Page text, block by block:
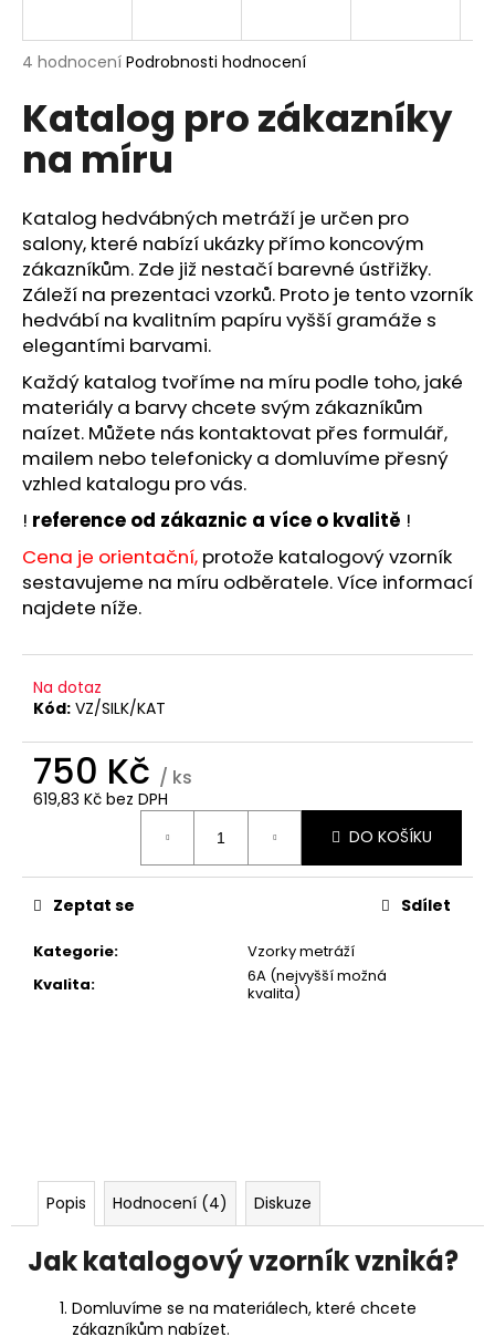
Průměrné
produktu
je
hvězdiček.
4 hodnocení Podrobnosti hodnocení
Katalog pro zákazníky
na míru
Katalog hedvábných metráží je určen pro
salony, které nabízí ukázky přímo koncovým
zákazníkům. Zde již nestačí barevné ústřižky.
Záleží na prezentaci vzorků. Proto je tento vzorník
hedvábí na kvalitním papíru vyšší gramáže s
elegantími barvami.
Každý katalog tvoříme na míru podle toho, jaké
materiály a barvy chcete svým zákazníkům
naízet. Můžete nás kontaktovat přes formulář,
mailem nebo telefonicky a domluvíme přesný
vzhled katalogu pro vás.
! reference od zákaznic a více o kvalitě !
Cena je orientační, protože katalogový vzorník
sestavujeme na míru odběratele. Více informací
najdete níže.
Na dotaz
Kód: VZ/SILK/KAT
750 Kč / ks
619,83 Kč bez DPH
DO KOŠÍKU
Kategorie:
Vzorky metráží
Kvalita:
6A (nejvyšší možná
kvalita)
Zeptat se Sdílet
Popis Hodnocení (4) Diskuze
Jak katalogový vzorník vzniká?
Domluvíme se na materiálech, které chcete
zákazníkům nabízet.
j
t
?
HLEDAT
D
o
p
o
r
u
č
u
j
e
m
e